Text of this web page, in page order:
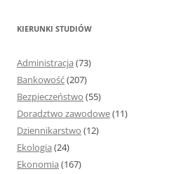
KIERUNKI STUDIÓW
Administracja (73)
Bankowość(207)
Bezpieczeństwo (55)
Doradztwo zawodowe(11)
Dziennikarstwo (12)
Ekologia (24)
Ekonomia (167)